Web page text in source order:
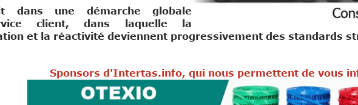
dans une démarche globale
client, dans laquelle la
et la réactivité deviennent progressivement des standards
Sponsors d'Intertas.info, qui nous permettent de vous